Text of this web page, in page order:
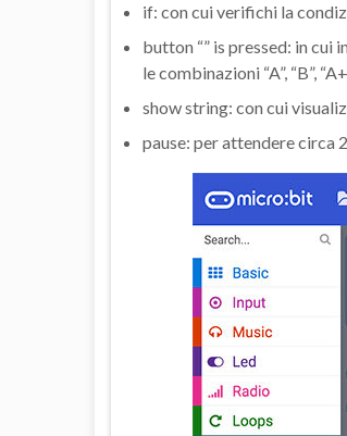
if: con cui verifichi la
button “” is pressed: in cui
le combinazioni “A”, “B”,
show string: con cui
pause: per attendere circa